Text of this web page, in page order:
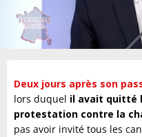
Deux jours après son
lors duquel il avait quitté
protestation contre la
pas avoir invité tous les